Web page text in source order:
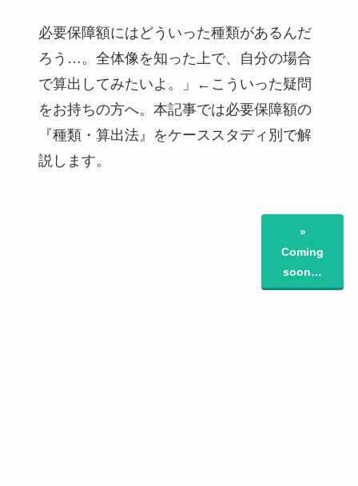
必要保障額にはどういった種類があるんだ
ろう…。全体像を知った上で、自分の場合
で算出してみたいよ。」←こういった疑問
をお持ちの方へ。本記事では必要保障額の
『種類・算出法』をケーススタディ別で解
説します。
»
Coming
soon…